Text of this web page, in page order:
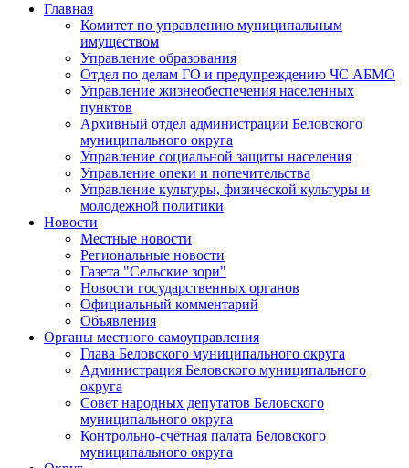
Главная
Комитет по управлению муниципальным
имуществом
Управление образования
Отдел по делам ГО и предупреждению ЧС АБМО
Управление жизнеобеспечения населенных
пунктов
Архивный отдел администрации Беловского
муниципального округа
Управление социальной защиты населения
Управление опеки и попечительства
Управление культуры, физической культуры и
молодежной политики
Новости
Местные новости
Региональные новости
Газета "Сельские зори"
Новости государственных органов
Официальный комментарий
Объявления
Органы местного самоуправления
Глава Беловского муниципального округа
Администрация Беловского муниципального
округа
Совет народных депутатов Беловского
муниципального округа
Контрольно-счётная палата Беловского
муниципального округа